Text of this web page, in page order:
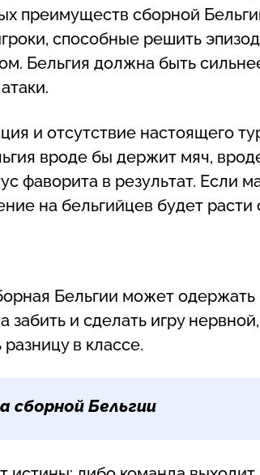
преимуществ сборной
способные решить
Бельгия должна быть
и отсутствие настоящего
вроде бы держит мяч,
фаворита в результат. Если
на бельгийцев будет
Бельгии может
забить и сделать игру
в классе.
сборной Бельгии